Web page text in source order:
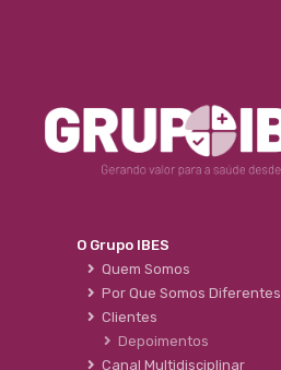
O Grupo IBES
Quem Somos
Por Que Somos Diferentes
Clientes
Depoimentos
Canal Multidisciplinar